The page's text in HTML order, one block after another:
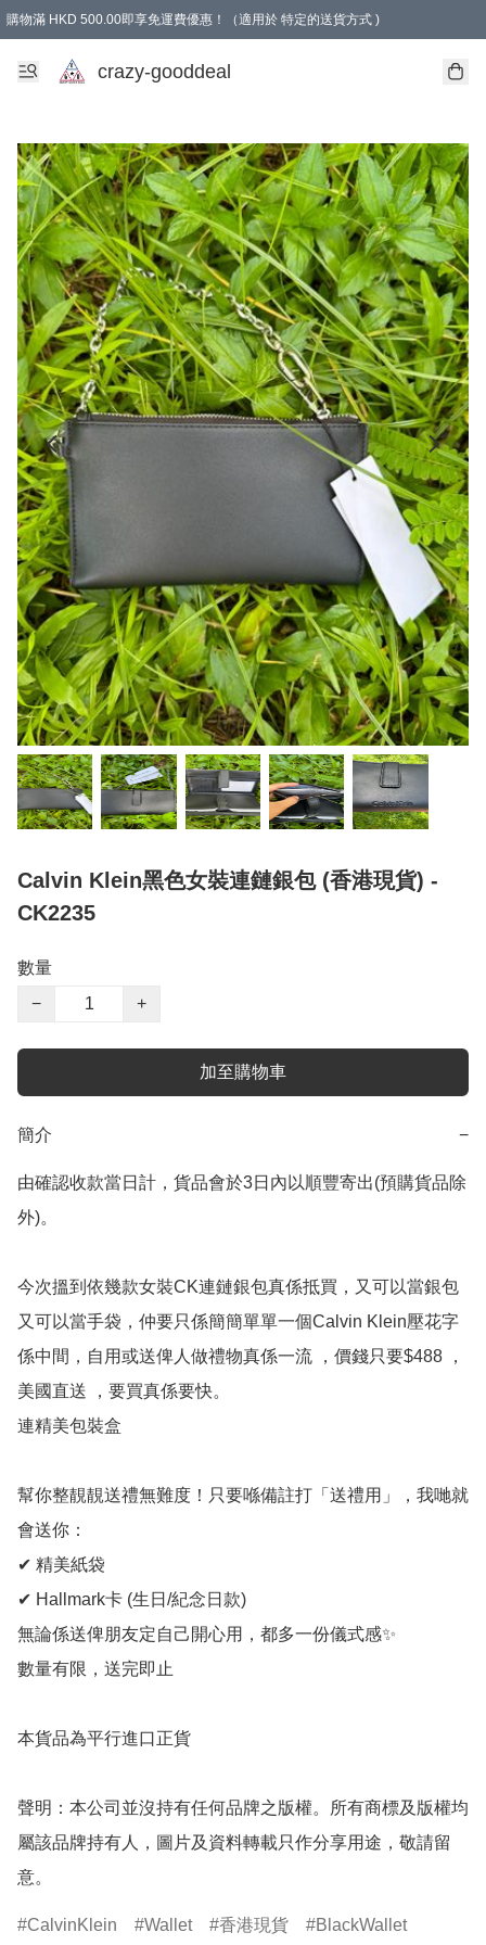
購物滿 HKD 500.00即享免運費優惠！（適用於 特定的送貨方式 )
成為會員可享免費禮品
crazy-gooddeal
Calvin Klein黑色女裝連鏈銀包 (香港現貨) -
CK2235
數量
−
+
加至購物車
簡介 −
由確認收款當日計，貨品會於3日內以順豐寄出(預購貨品除
外)。
今次搵到依幾款女裝CK連鏈銀包真係抵買，又可以當銀包
又可以當手袋，仲要只係簡簡單單一個Calvin Klein壓花字
係中間，自用或送俾人做禮物真係一流 ，價錢只要$488 ，
美國直送 ，要買真係要快。
連精美包裝盒
幫你整靚靚送禮無難度！只要喺備註打「送禮用」，我哋就
會送你：
✔ 精美紙袋
✔ Hallmark卡 (生日/紀念日款)
無論係送俾朋友定自己開心用，都多一份儀式感✨
數量有限，送完即止
本貨品為平行進口正貨
聲明：本公司並沒持有任何品牌之版權。所有商標及版權均
屬該品牌持有人，圖片及資料轉載只作分享用途，敬請留
意。
CalvinKlein Wallet 香港現貨 BlackWallet